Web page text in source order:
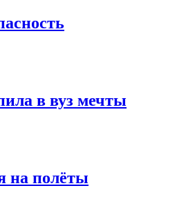
в вуз мечты
на полёты